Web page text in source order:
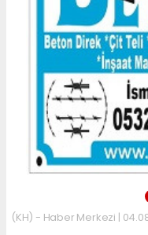
(KH) - Haber Merkezi |